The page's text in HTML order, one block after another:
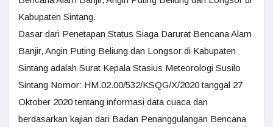
Kabupaten Sintang.
Dasar dari Penetapan Status Siaga Darurat Bencana Alam
Banjir, Angin Puting Beliung dan Longsor di Kabupaten
Sintang adalah Surat Kepala Stasius Meteorologi Susilo
Sintang Nomor: HM.02.00/532/KSQG/X/2020 tanggal 27
Oktober 2020 tentang informasi data cuaca dan
berdasarkan kajian dari Badan Penanggulangan Bencana